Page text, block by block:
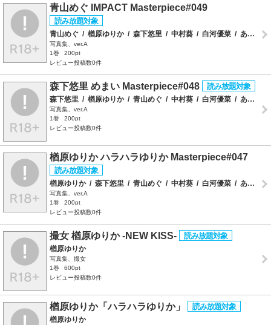
青山めぐ IMPACT Masterpiece#049
青山めぐ / 楢原ゆりか / 森下悠里 / 中村葵 / 白河優菜 / ありす /
写真集、ver.A
1巻
200pt
レビュー投稿数0件
森下悠里 めまい Masterpiece#048
森下悠里 / 楢原ゆりか / 青山めぐ / 中村葵 / 白河優菜 / ありす
写真集、ver.A
1巻
200pt
レビュー投稿数0件
楢原ゆりか ハラハラゆりか Masterpiece#047
楢原ゆりか / 森下悠里 / 青山めぐ / 中村葵 / 白河優菜 / ありす /
写真集、ver.A
1巻
200pt
レビュー投稿数0件
撮女 楢原ゆりか -NEW KISS-
楢原ゆりか
写真集、撮女
1巻
600pt
レビュー投稿数0件
楢原ゆりか「ハラハラゆりか」
楢原ゆりか